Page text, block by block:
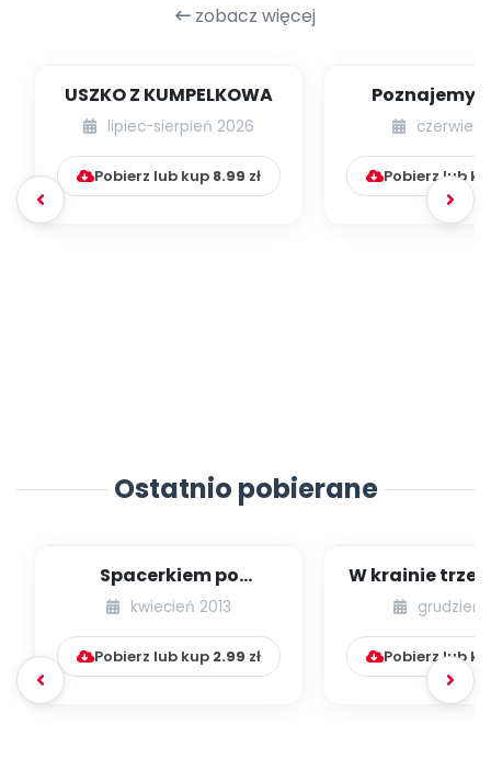
zobacz więcej
USZKO Z KUMPELKOWA
lipiec-sierpień 2026
Pobierz lub kup 8.99 zł
Poznajemy
czerwiec
Pobierz lub
Ostatnio pobierane
Spacerkiem po
Krakowie (inscenizacja
kwiecień 2013
Pobierz lub kup 2.99 zł
W krainie
grudzień
Pobierz lub